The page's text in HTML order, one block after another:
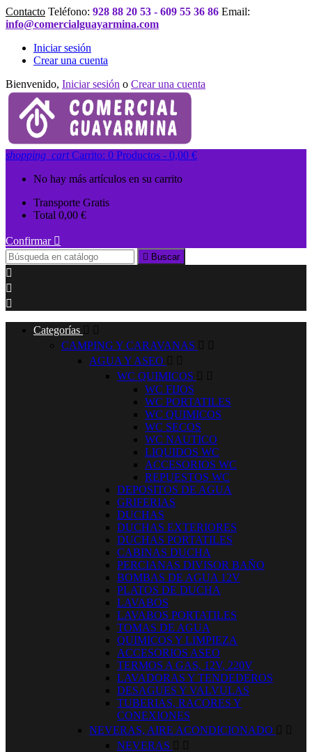
Contacto Teléfono: 928 88 20 53 - 609 55 36 86 Email:
info@comercialguayarmina.com
Iniciar sesión
Crear una cuenta
Bienvenido, Iniciar sesión o Crear una cuenta
shopping_cart Carrito: 0 Productos - 0,00 €
No hay más artículos en su carrito
Transporte Gratis
Total 0,00 €
Confirmar 
 Buscar



Categorías  
CAMPING Y CARAVANAS  
AGUA Y ASEO  
WC QUIMICOS  
WC FIJOS
WC PORTATILES
WC QUIMICOS
WC SECOS
WC NAUTICO
LIQUIDOS WC
ACCESORIOS WC
REPUESTOS WC
DEPOSITOS DE AGUA
GRIFERIAS
DUCHAS
DUCHAS EXTERIORES
DUCHAS PORTATILES
CABINAS DUCHA
PERCIANAS DIVISOR BAÑO
BOMBAS DE AGUA 12V
PLATOS DE DUCHA
LAVABOS
LAVABOS PORTATILES
TOMAS DE AGUA
QUIMICOS Y LIMPIEZA
ACCESORIOS ASEO
TERMOS A GAS, 12V, 220V
LAVADORAS Y TENDEDEROS
DESAGUES Y VALVULAS
TUBERIAS, RACORES Y
CONEXIONES
NEVERAS, AIRE ACONDICIONADO  
NEVERAS  